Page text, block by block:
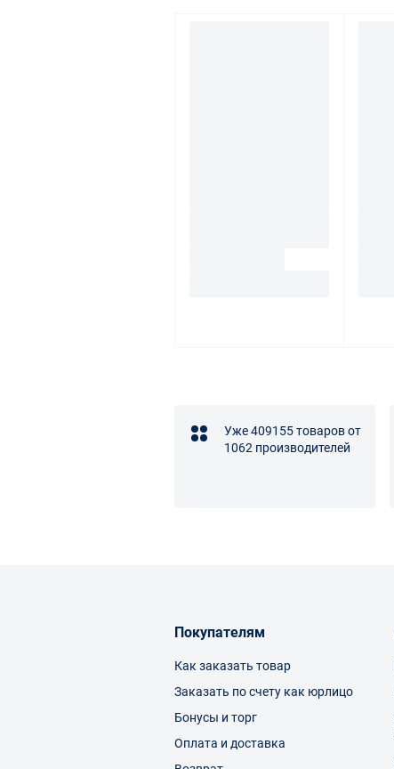
Уже 409155 товаров от
1062 производителей
Покупателям
Как заказать товар
Заказать по счету как юрлицо
Бонусы и торг
Оплата и доставка